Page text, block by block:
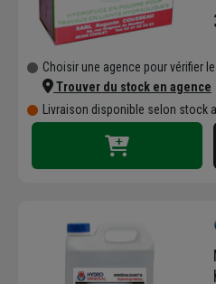
Choisir une agence pour vérifier
Trouver du stock en agence
Livraison disponible selon stock